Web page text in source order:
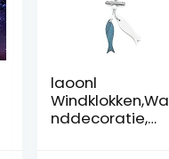
laoonl
Windklokken,Wa
nddecoratie,